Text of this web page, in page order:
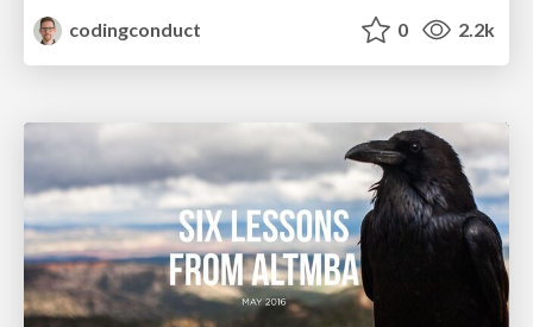
codingconduct
0 2.2k